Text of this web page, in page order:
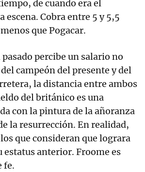
de cuando era el
escena. Cobra entre 5 y 5,5
que Pogacar.
percibe un salario no
campeón del presente y del
la distancia entre ambos
del británico es una
con la pintura de la añoranza
la resurrección. En realidad,
que consideran que lograra
estatus anterior. Froome es
fe.